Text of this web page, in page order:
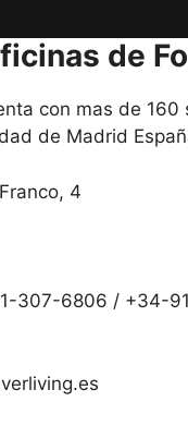
de
con mas de
de Madrid
4
307-6806 / +34-